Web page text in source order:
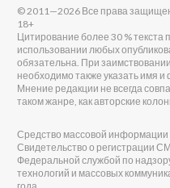
© 2011—2026 Все права
18+
Цитирование более 30 %
использовании любых
обязательна. При
необходимо также указать имя
Мнение редакции не всегда
таком жанре, как авторские
Средство массовой
Свидетельство о регистрации
Федеральной службой по
технологий и массовых